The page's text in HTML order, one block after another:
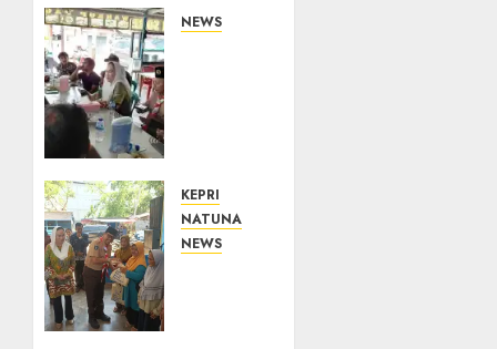
NEWS
Wakil
Bupati
Natuna
KEPRI
NATUNA
NEWS